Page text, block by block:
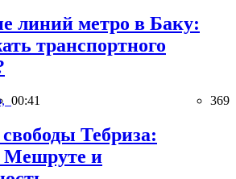
линий метро в Баку:
транспортного
00:41 369
Тебриза:
Мешруте и